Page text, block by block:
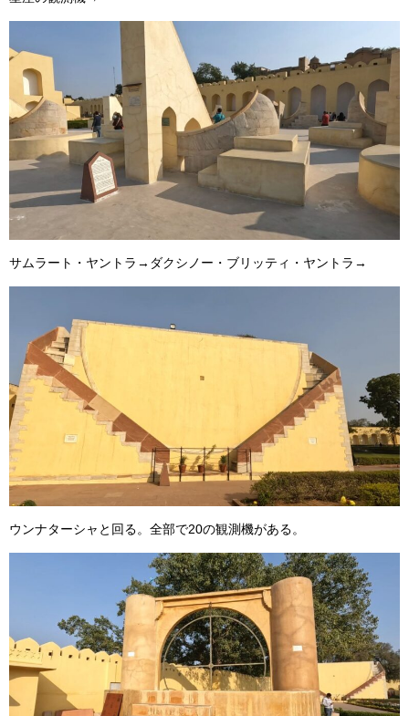
サムラート・ヤントラ→ダクシノー・ブリッティ・ヤントラ→
ウンナターシャと回る。全部で20の観測機がある。